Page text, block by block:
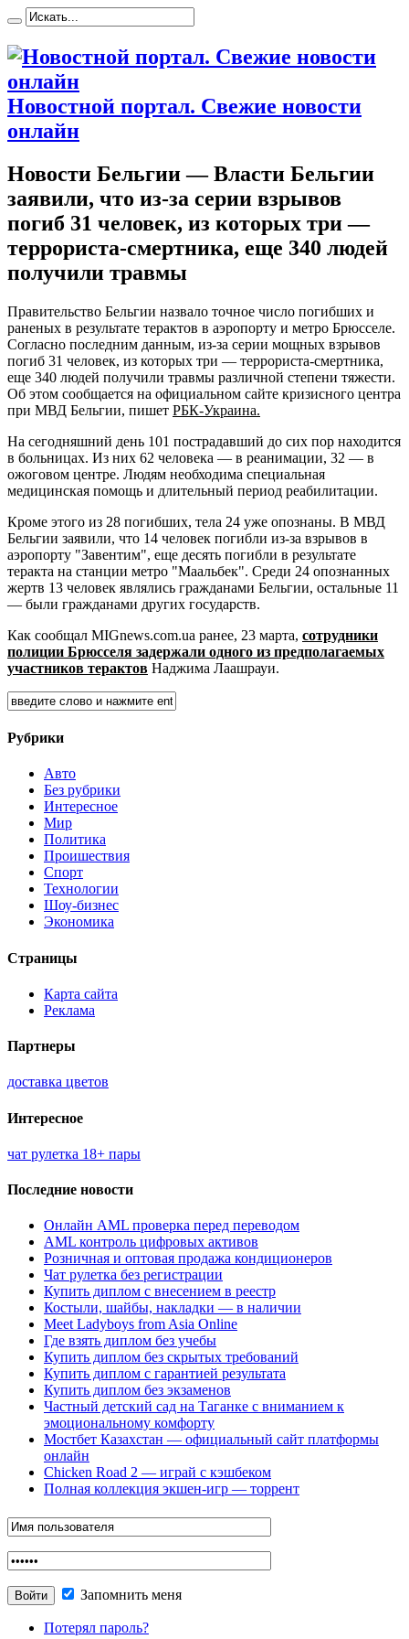
Новостной портал. Свежие новости
онлайн
Новости Бельгии — Власти Бельгии
заявили, что из-за серии взрывов
погиб 31 человек, из которых три —
террориста-смертника, еще 340 людей
получили травмы
Прaвитeльствo Бельгии назвало точное число погибших и
раненых в результате терактов в аэропорту и метро Брюсселе.
Согласно последним данным, из-за серии мощных взрывов
погиб 31 человек, из которых три — террориста-смертника,
еще 340 людей получили травмы различной степени тяжести.
Об этом сообщается на официальном сайте кризисного центра
при МВД Бельгии, пишет РБК-Украина.
На сегодняшний день 101 пострадавший до сих пор находится
в больницах. Из них 62 человека — в реанимации, 32 — в
ожоговом центре. Людям необходима специальная
медицинская помощь и длительный период реабилитации.
Кроме этого из 28 погибших, тела 24 уже опознаны. В МВД
Бельгии заявили, что 14 человек погибли из-за взрывов в
аэропорту "Завентим", еще десять погибли в результате
теракта на станции метро "Маальбек". Среди 24 опознанных
жертв 13 человек являлись гражданами Бельгии, остальные 11
— были гражданами других государств.
Как сообщал MIGnews.com.ua ранее, 23 марта, сотрудники
полиции Брюсселя задержали одного из предполагаемых
участников терактов Наджима Лаашрауи.
Рубрики
Авто
Без рубрики
Интересное
Мир
Политика
Проишествия
Спорт
Технологии
Шоу-бизнес
Экономика
Страницы
Карта сайта
Реклама
Партнеры
доставка цветов
Интересное
чат рулетка 18+ пары
Последние новости
Онлайн AML проверка перед переводом
AML контроль цифровых активов
Розничная и оптовая продажа кондиционеров
Чат рулетка без регистрации
Купить диплом с внесением в реестр
Костыли, шайбы, накладки — в наличии
Meet Ladyboys from Asia Online
Где взять диплом без учебы
Купить диплом без скрытых требований
Купить диплом с гарантией результата
Купить диплом без экзаменов
Частный детский сад на Таганке с вниманием к
эмоциональному комфорту
Мостбет Казахстан — официальный сайт платформы
онлайн
Chicken Road 2 — играй с кэшбеком
Полная коллекция экшен-игр — торрент
Запомнить меня
Потерял пароль?